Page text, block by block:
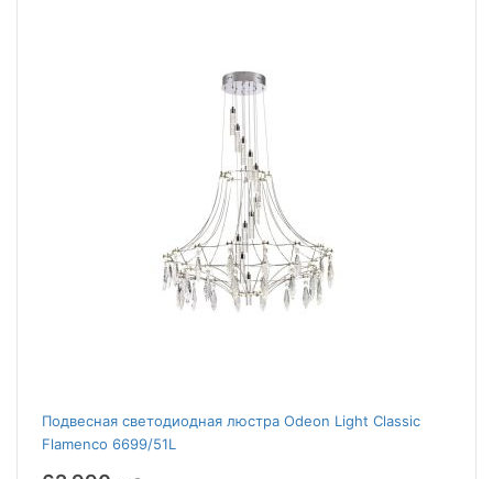
Подвесная светодиодная люстра Odeon Light Classic
Flamenco 6699/51L